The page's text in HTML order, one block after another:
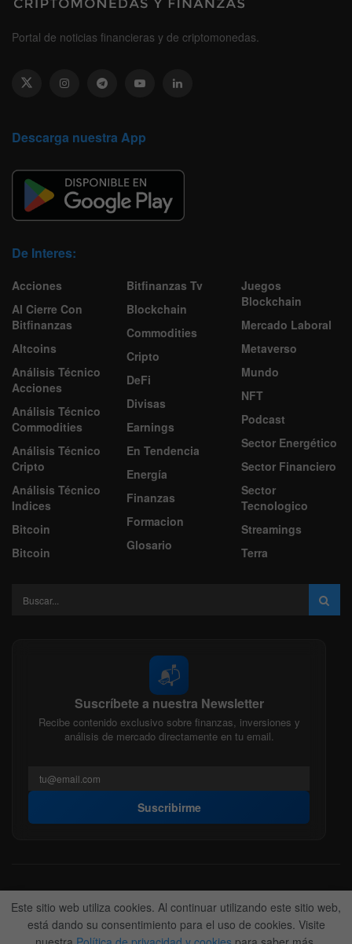
Portal de noticias financieras y de criptomonedas.
Descarga nuestra App
De Interes:
Acciones
Al Cierre Con
Bitfinanzas
Altcoins
Análisis Técnico
Acciones
Análisis Técnico
Commodities
Análisis Técnico
Cripto
Análisis Técnico
Indices
Bitcoin
Bitcoin
Bitfinanzas Tv
Blockchain
Commodities
Cripto
DeFi
Divisas
Earnings
En Tendencia
Energía
Finanzas
Formacion
Glosario
Juegos
Blockchain
Mercado Laboral
Metaverso
Mundo
NFT
Podcast
Sector Energético
Sector Financiero
Sector
Tecnologico
Streamings
Terra
📬
Suscríbete a nuestra Newsletter
Recibe contenido exclusivo sobre finanzas, inversiones y
análisis de mercado directamente en tu email.
Suscribirme
Acerca de nosotros Politica Editorial
Nuestro Equipo
Contactanos
Anunciate
Este sitio web utiliza cookies. Al continuar utilizando este sitio web,
está dando su consentimiento para el uso de cookies. Visite